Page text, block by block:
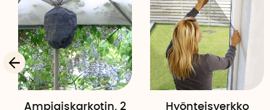
Ampiaiskarkotin, 2
Hyönteisverkko